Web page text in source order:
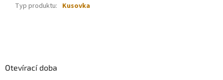
Typ produktu: Kusovka
Otevírací doba